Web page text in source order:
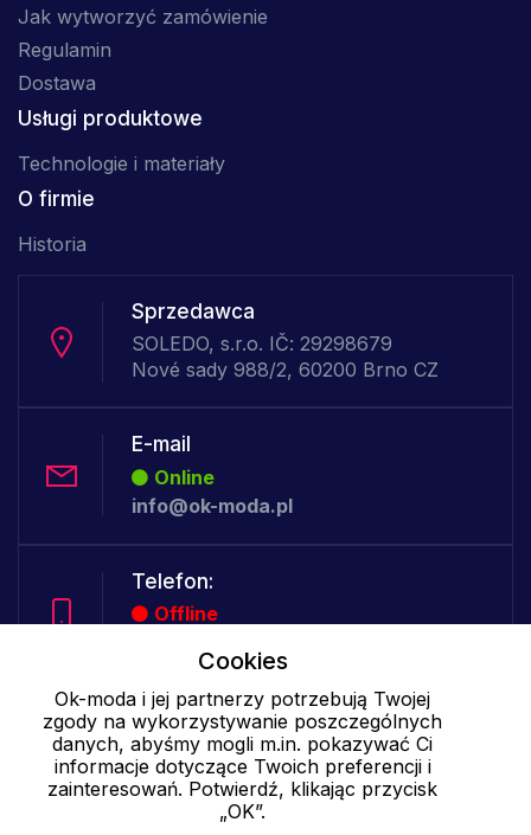
Jak wytworzyć zamówienie
Regulamin
Dostawa
Usługi produktowe
Technologie i materiały
O firmie
Historia
Sprzedawca
SOLEDO, s.r.o. IČ: 29298679
Nové sady 988/2, 60200 Brno CZ
E-mail
Online
info@ok-moda.pl
Telefon:
Offline
Cookies - szczegółowe ustawienia| Więcej informacji |Polityka
prywatności
Cookies
Ok-moda i jej partnerzy potrzebują Twojej
zgody na wykorzystywanie poszczególnych
danych, abyśmy mogli m.in. pokazywać Ci
informacje dotyczące Twoich preferencji i
zainteresowań. Potwierdź, klikając przycisk
„OK”.